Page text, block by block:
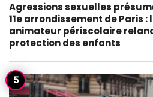
Agressions sexuelles
11e arrondissement de Paris :
animateur périscolaire
protection des enfants